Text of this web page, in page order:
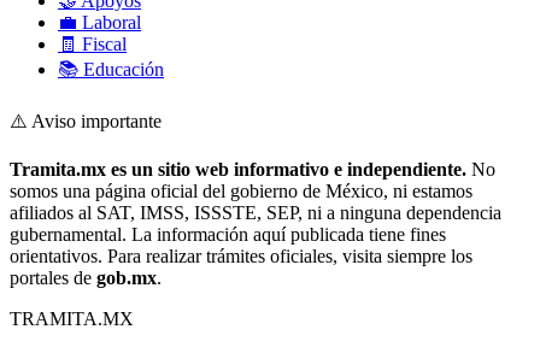
💼 Laboral
🧾 Fiscal
📚 Educación
⚠️ Aviso importante
Tramita.mx es un sitio web informativo e independiente. No
somos una página oficial del gobierno de México, ni estamos
afiliados al SAT, IMSS, ISSSTE, SEP, ni a ninguna dependencia
gubernamental. La información aquí publicada tiene fines
orientativos. Para realizar trámites oficiales, visita siempre los
portales de gob.mx.
TRAMITA.MX